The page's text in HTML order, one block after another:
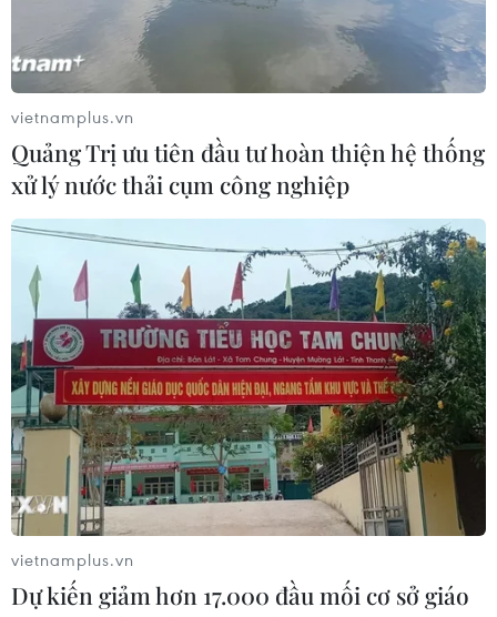
#Mỹ len
#Tóc lệch #Đuôi sam
Theo dõi VietnamPlus
TIN LIÊN QUAN
vietnamplus.vn
Quảng Trị ưu tiên đầu tư hoàn thiện hệ thống
xử lý nước thải cụm công nghiệp
vietnamplus.vn
Dự kiến giảm hơn 17.000 đầu mối cơ sở giáo